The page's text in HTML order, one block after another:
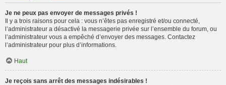
Je ne peux pas envoyer de messages privés !
Il y a trois raisons pour cela : vous n’êtes pas enregistré et/ou connecté,
l’administrateur a désactivé la messagerie privée sur l’ensemble du forum, ou
l’administrateur vous a empêché d’envoyer des messages. Contactez
l’administrateur pour plus d’informations.
Haut
Je reçois sans arrêt des messages indésirables !